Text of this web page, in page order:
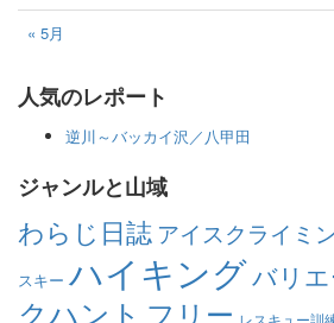
« 5月
人気のレポート
逆川～バッカイ沢／八甲田
ジャンルと山域
わらじ日誌 アイスクライミ
スキー ハイキングバリ
クハント フリー レスキュー訓